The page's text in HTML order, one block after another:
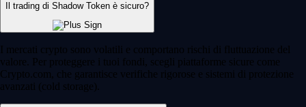
Il trading di Shadow Token è sicuro?
I mercati crypto sono volatili e comportano rischi di fluttuazione del
valore. Per proteggere i tuoi fondi, scegli piattaforme sicure come
Crypto.com, che garantisce verifiche rigorose e sistemi di protezione
avanzati (cold storage).